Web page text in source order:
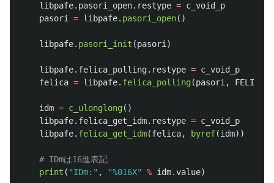
libpafe. pasori_open. restype = c_void_p
pasori
= libpafe. pasori_open()
libpafe. pasori_init (pasori )
libpafe. felica_polling. restype = c_void_p
felica = libpafe. felica_polling(pasori ,
idm = c_ulonglong()
libpafe. felica_get_idm. restype = c_void_p
libpafe. felica_get_idm(felica, byref(idm))
print ( "IDm: " , "%016X" % idm.value)